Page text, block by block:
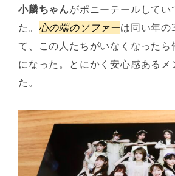
小麟ちゃんがポニーテールしてい
た。 心の端のソファーは同い年の
て、この人たちがいなくなった
になった。とにかく安心感あるメ
た。